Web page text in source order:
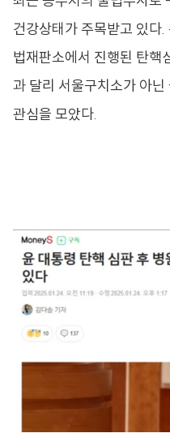
건강상태가 주목받고 있다
법재판소에서 진행된 탄핵
과 달리 서울구치소가 아
관심을 모았다.